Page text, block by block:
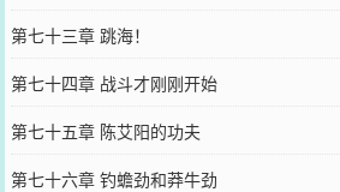
第七十三章 跳海！
第七十四章 战斗才刚刚开始
第七十五章 陈艾阳的功夫
第七十六章 钓蟾劲和莽牛劲